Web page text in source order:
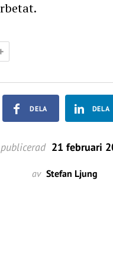
DELA DELA
publicerad 21 februari
av Stefan Ljung